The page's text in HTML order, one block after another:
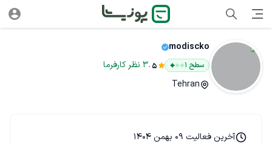
modiscko
سطح ۱ 5
.
3 نظر کارفرما
Tehran
آخرین فعالیت 09 بهمن 1404